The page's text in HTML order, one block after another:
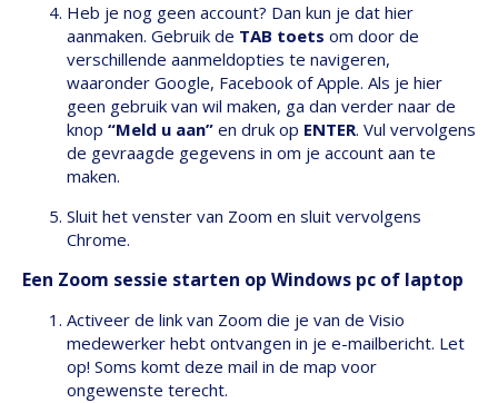
Heb je nog geen account? Dan kun je dat hier
aanmaken. Gebruik de TAB toets om door de
verschillende aanmeldopties te navigeren,
waaronder Google, Facebook of Apple. Als je hier
geen gebruik van wil maken, ga dan verder naar de
knop “Meld u aan” en druk op ENTER. Vul vervolgens
de gevraagde gegevens in om je account aan te
maken.
Sluit het venster van Zoom en sluit vervolgens
Chrome.
Een Zoom sessie starten op Windows pc of laptop
Activeer de link van Zoom die je van de Visio
medewerker hebt ontvangen in je e-mailbericht. Let
op! Soms komt deze mail in de map voor
ongewenste terecht.